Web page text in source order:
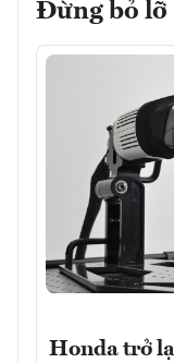
Đừng bỏ lỡ
Honda trở